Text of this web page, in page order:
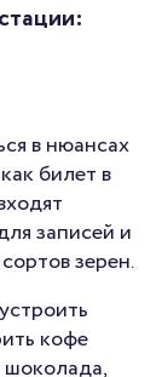
в нюансах
билет в
записей и
зерен.
кофе
шоколада,